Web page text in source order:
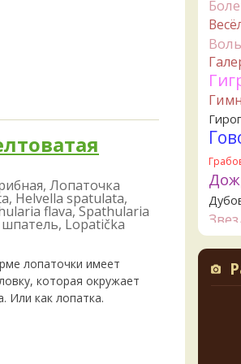
Лопаточка
Helvella spatulata,
flava, Spathularia
Lopatička
лопаточки имеет
которая окружает
Или как лопатка.
3 часа
но
края
3 часа